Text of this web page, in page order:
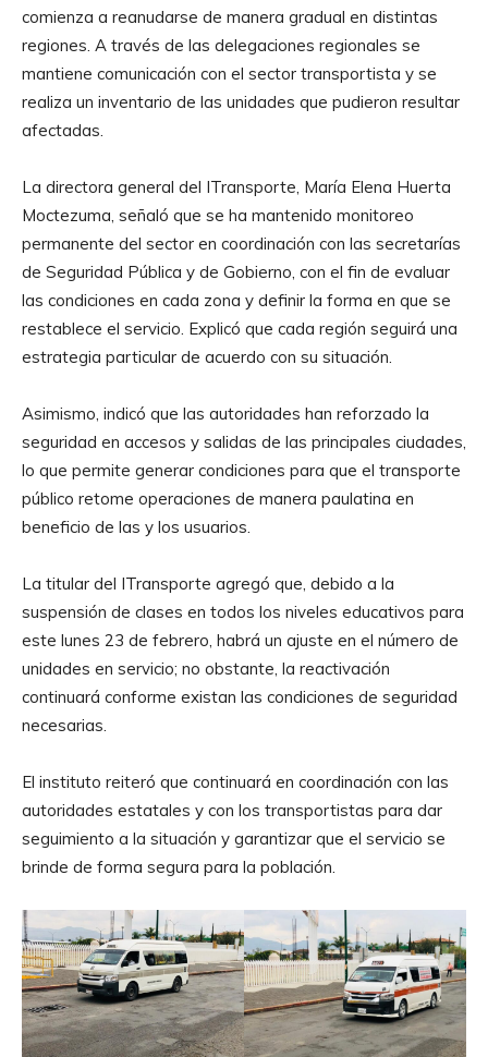
comienza a reanudarse de manera gradual en distintas
regiones. A través de las delegaciones regionales se
mantiene comunicación con el sector transportista y se
realiza un inventario de las unidades que pudieron resultar
afectadas.
La directora general del ITransporte, María Elena Huerta
Moctezuma, señaló que se ha mantenido monitoreo
permanente del sector en coordinación con las secretarías
de Seguridad Pública y de Gobierno, con el fin de evaluar
las condiciones en cada zona y definir la forma en que se
restablece el servicio. Explicó que cada región seguirá una
estrategia particular de acuerdo con su situación.
Asimismo, indicó que las autoridades han reforzado la
seguridad en accesos y salidas de las principales ciudades,
lo que permite generar condiciones para que el transporte
público retome operaciones de manera paulatina en
beneficio de las y los usuarios.
La titular del ITransporte agregó que, debido a la
suspensión de clases en todos los niveles educativos para
este lunes 23 de febrero, habrá un ajuste en el número de
unidades en servicio; no obstante, la reactivación
continuará conforme existan las condiciones de seguridad
necesarias.
El instituto reiteró que continuará en coordinación con las
autoridades estatales y con los transportistas para dar
seguimiento a la situación y garantizar que el servicio se
brinde de forma segura para la población.